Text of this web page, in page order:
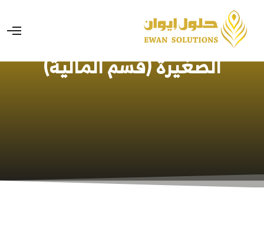
خدمات الشركات والمؤسسات
الصغيرة (قسم المالية)